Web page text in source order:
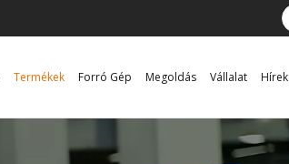
Termékek Forró Gép Megoldás Vállalat Hírek